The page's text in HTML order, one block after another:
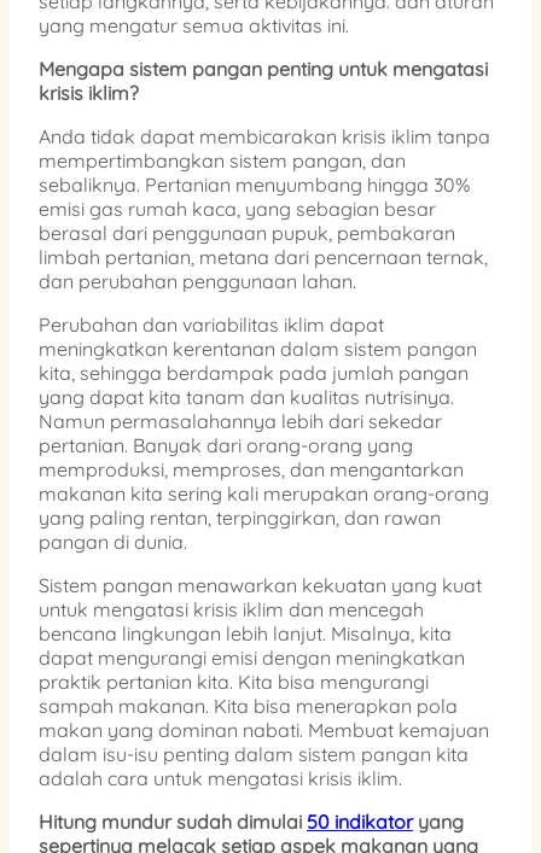
yang mengatur semua aktivitas ini.
Mengapa sistem pangan penting untuk mengatasi
krisis iklim?
Anda tidak dapat membicarakan krisis iklim tanpa
mempertimbangkan sistem pangan, dan
sebaliknya. Pertanian menyumbang hingga 30%
emisi gas rumah kaca, yang sebagian besar
berasal dari penggunaan pupuk, pembakaran
limbah pertanian, metana dari pencernaan ternak,
dan perubahan penggunaan lahan.
Perubahan dan variabilitas iklim dapat
meningkatkan kerentanan dalam sistem pangan
kita, sehingga berdampak pada jumlah pangan
yang dapat kita tanam dan kualitas nutrisinya.
Namun permasalahannya lebih dari sekedar
pertanian. Banyak dari orang-orang yang
memproduksi, memproses, dan mengantarkan
makanan kita sering kali merupakan orang-orang
yang paling rentan, terpinggirkan, dan rawan
pangan di dunia.
Sistem pangan menawarkan kekuatan yang kuat
untuk mengatasi krisis iklim dan mencegah
bencana lingkungan lebih lanjut. Misalnya, kita
dapat mengurangi emisi dengan meningkatkan
praktik pertanian kita. Kita bisa mengurangi
sampah makanan. Kita bisa menerapkan pola
makan yang dominan nabati. Membuat kemajuan
dalam isu-isu penting dalam sistem pangan kita
adalah cara untuk mengatasi krisis iklim.
Hitung mundur sudah dimulai 50 indikatoryang
sepertinya melacak setiap aspek makanan yang